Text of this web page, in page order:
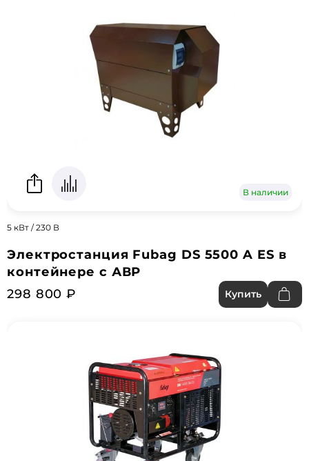
В наличии
5 кВт / 230 В
Электростанция Fubag DS 5500 A ES в
контейнере с АВР
298 800 ₽
Купить